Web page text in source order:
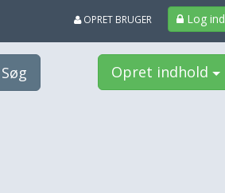
Log ind
OPRET BRUGER
Søg Opret indhold